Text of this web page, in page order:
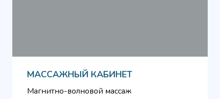
МАССАЖНЫЙ КАБИНЕТ
Магнитно-волновой массаж